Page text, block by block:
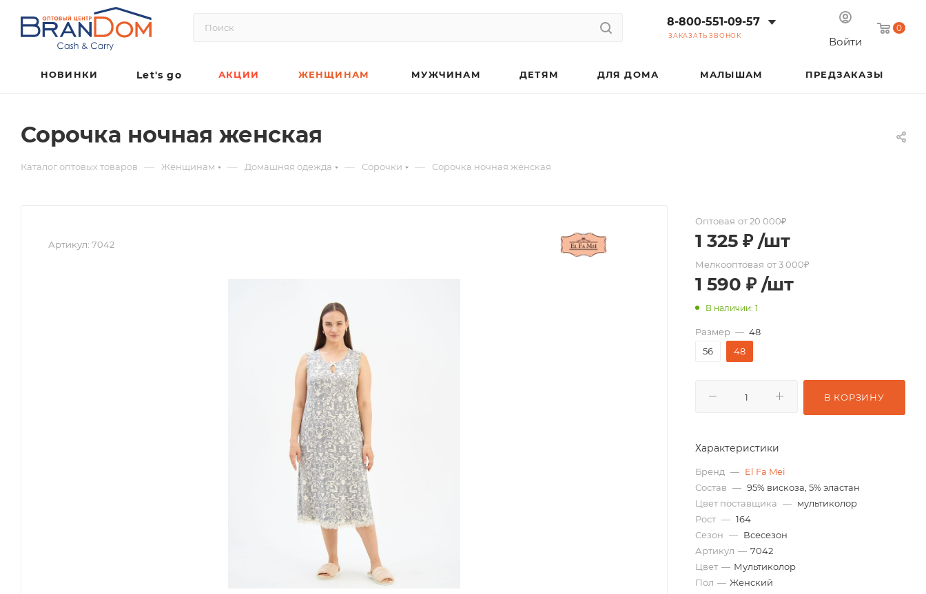
0
Войти
8-800-551-09-57
ЗАКАЗАТЬ ЗВОНОК
НОВИНКИ Let's go АКЦИИ ЖЕНЩИНАМ МУЖЧИНАМ ДЕТЯМ ДЛЯ ДОМА МАЛЫШАМ ПРЕДЗАКАЗЫ
Сорочка ночная женская
Каталог оптовых товаров — Женщинам — Домашняя одежда — Сорочки — Сорочка ночная женская
Артикул: 7042
Оптовая от 20 000₽
1 325 ₽ /шт
Мелкооптовая от 3 000₽
1 590 ₽ /шт
В наличии: 1
Размер — 48
56
48
В КОРЗИНУ
Характеристики
Бренд — El Fa Mei
Состав — 95% вискоза, 5% эластан
Цвет поставщика — мультиколор
Рост — 164
Сезон — Всесезон
Артикул — 7042
Цвет — Мультиколор
Пол — Женский